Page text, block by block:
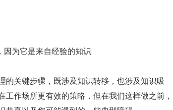
因为它是来自经验的知识
关键步骤，既涉及知识转移，也涉及知识吸
作场所更有效的策略，但在我们这样做之前，